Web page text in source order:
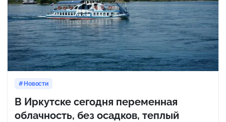
Новости
В Иркутске сегодня переменная
облачность, без осадков, теплый